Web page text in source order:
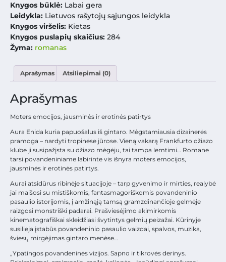
Knygos būklė: Labai gera
Leidykla: Lietuvos rašytojų sąjungos leidykla
Knygos viršelis: Kietas
Knygos puslapių skaičius: 284
Žyma: romanas
Aprašymas Atsiliepimai (0)
Aprašymas
Moters emocijos, jausminės ir erotinės patirtys
Aura Enida kuria papuošalus iš gintaro. Mėgstamiausia dizainerės
pramoga – nardyti tropinėse jūrose. Vieną vakarą Frankfurto džiazo
klube ji susipažįsta su džiazo mėgėju, tai tampa lemtimi… Romane
tarsi povandeniniame labirinte vis išnyra moters emocijos,
jausminės ir erotinės patirtys.
Aurai atsidūrus ribinėje situacijoje – tarp gyvenimo ir mirties, realybė
jai maišosi su mistiškomis, fantasmagoriškomis povandeninio
pasaulio istorijomis, į amžinąją tamsą gramzdinančioje gelmėje
raizgosi monstriški padarai. Prašviesėjimo akimirkomis
kinematografiškai skleidžiasi švytintys gelmių peizažai. Kūrinyje
susilieja įstabūs povandeninio pasaulio vaizdai, spalvos, muzika,
šviesų mirgėjimas gintaro menėse…
„Ypatingos povandeninės vizijos. Sapno ir tikrovės derinys.